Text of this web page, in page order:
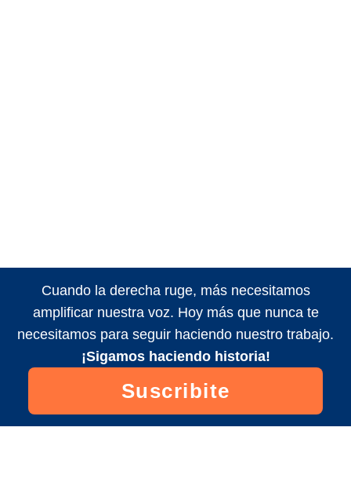
Cuando la derecha ruge, más necesitamos
amplificar nuestra voz. Hoy más que nunca te
necesitamos para seguir haciendo nuestro trabajo.
¡Sigamos haciendo historia!
Suscribite